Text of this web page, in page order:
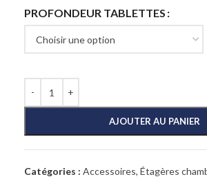
PROFONDEUR TABLETTES
AJOUTER AU PANIER
Catégories : Accessoires, Étagères